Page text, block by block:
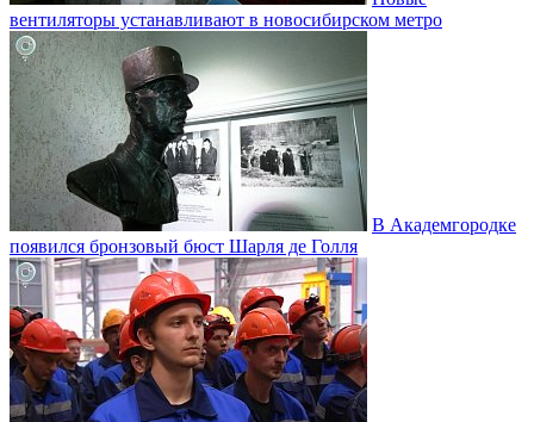
вентиляторы устанавливают в новосибирском метро
В Академгородке
появился бронзовый бюст Шарля де Голля